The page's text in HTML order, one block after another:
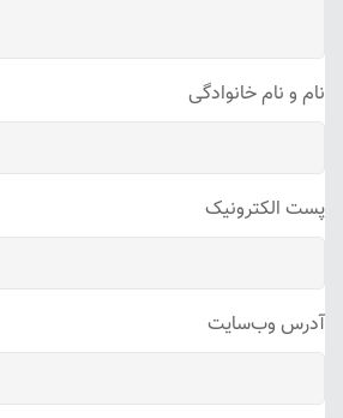
نام و نام خانوادگی
پست الکترونیک
آدرس وب‌سایت